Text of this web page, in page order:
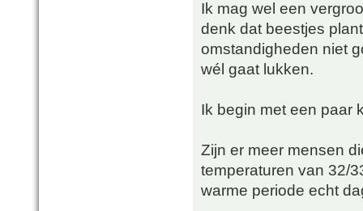
Ik mag wel een
denk dat beestjes
omstandigheden niet
wél gaat lukken.
Ik begin met een paar
Zijn er meer mensen
temperaturen van 32/
warme periode echt